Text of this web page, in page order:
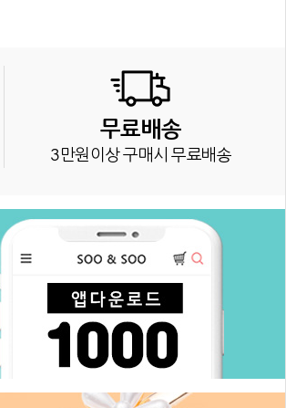
무료배송
3만원이상 구매시 무료배송